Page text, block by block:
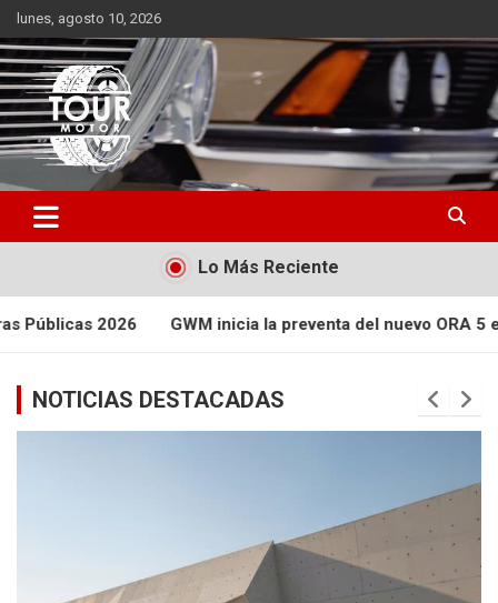
Saltar
al
contenido
lunes, agosto 10, 2026
Tour Motor
Plataforma de contenido audiovisual para el sector automotriz
Lo Más Reciente
inicia la preventa del nuevo ORA 5 en Chile con una oferta
NOTICIAS DESTACADAS